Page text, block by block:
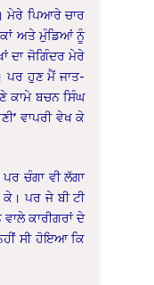
ਮੇਰੇ ਪਿਆਰੇ ਚਾਰ
ਅਤੇ ਮੁੰਡਿਆਂ ਨੂੰ
ਦਾ ਜੋਗਿੰਦਰ ਮੇਰੇ
ਪਰ ਹੁਣ ਮੈਂ ਜਾਤ-
ਕਾਮੇ ਬਚਨ ਸਿੰਘ
ਵਾਪਰੀ ਵੇਖ ਕੇ
ਚੰਗਾ ਵੀ ਲੱਗਾ
ਕੇ। ਪਰ ਜੇ ਬੀ ਟੀ
ਕਾਰੀਗਰਾਂ ਦੇ
ਸੀ ਹੋਇਆ ਕਿ